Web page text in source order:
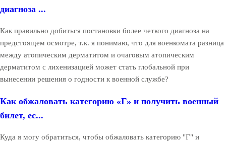
диагноза ...
Как правильно добиться постановки более четкого диагноза на
предстоящем осмотре, т.к. я понимаю, что для военкомата разница
между атопическим дерматитом и очаговым атопическим
дерматитом с лихенизацией может стать глобальной при
вынесении решения о годности к военной службе?
Как обжаловать категорию «Г» и получить военный
билет, ес...
Куда я могу обратиться, чтобы обжаловать категорию "Г" и